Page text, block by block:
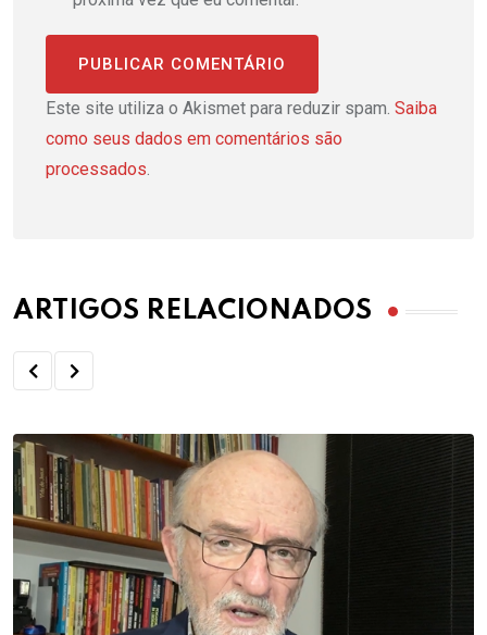
Este site utiliza o Akismet para reduzir spam. Saiba
como seus dados em comentários são
processados.
ARTIGOS RELACIONADOS